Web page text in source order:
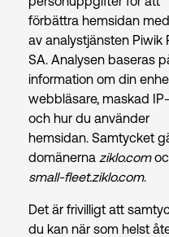
förbättra hemsidan
av analystjänsten Piwik
SA. Analysen baseras
information om din
webbläsare, maskad
och hur du använder
hemsidan. Samtycket
domänerna ziklo.com
small-fleet.ziklo.com.
Det är frivilligt att
du kan när som helst